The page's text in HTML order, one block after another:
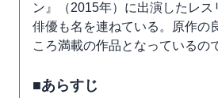
ン』（2015年）に出演したレ
俳優も名を連ねている。原作の
ころ満載の作品となっているの
■あらすじ